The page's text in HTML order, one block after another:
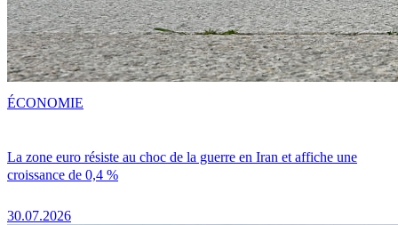
La zone euro résiste au choc de la guerre en Iran et affiche une
croissance de 0,4 %
30.07.2026
ÉCONOMIE